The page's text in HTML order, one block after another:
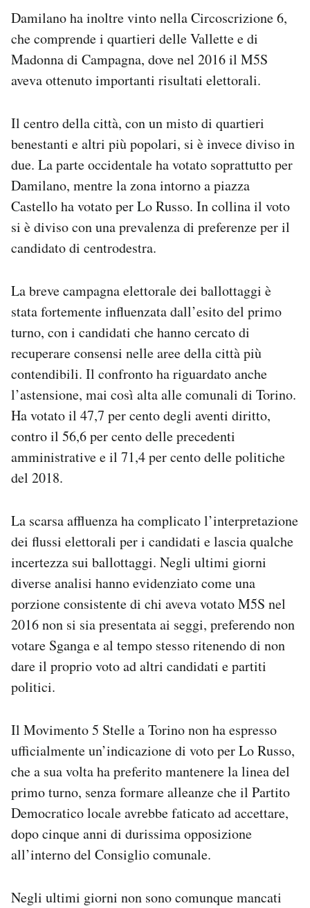
Damilano ha inoltre vinto nella Circoscrizione 6,
che comprende i quartieri delle Vallette e di
Madonna di Campagna, dove nel 2016 il M5S
aveva ottenuto importanti risultati elettorali.
Il centro della città, con un misto di quartieri
benestanti e altri più popolari, si è invece diviso in
due. La parte occidentale ha votato soprattutto per
Damilano, mentre la zona intorno a piazza
Castello ha votato per Lo Russo. In collina il voto
si è diviso con una prevalenza di preferenze per il
candidato di centrodestra.
La breve campagna elettorale dei ballottaggi è
stata fortemente influenzata dall’esito del primo
turno, con i candidati che hanno cercato di
recuperare consensi nelle aree della città più
contendibili. Il confronto ha riguardato anche
l’astensione, mai così alta alle comunali di Torino.
Ha votato il 47,7 per cento degli aventi diritto,
contro il 56,6 per cento delle precedenti
amministrative e il 71,4 per cento delle politiche
del 2018.
La scarsa affluenza ha complicato l’interpretazione
dei flussi elettorali per i candidati e lascia qualche
incertezza sui ballottaggi. Negli ultimi giorni
diverse analisi hanno evidenziato come una
porzione consistente di chi aveva votato M5S nel
2016 non si sia presentata ai seggi, preferendo non
votare Sganga e al tempo stesso ritenendo di non
dare il proprio voto ad altri candidati e partiti
politici.
Il Movimento 5 Stelle a Torino non ha espresso
ufficialmente un’indicazione di voto per Lo Russo,
che a sua volta ha preferito mantenere la linea del
primo turno, senza formare alleanze che il Partito
Democratico locale avrebbe faticato ad accettare,
dopo cinque anni di durissima opposizione
all’interno del Consiglio comunale.
Negli ultimi giorni non sono comunque mancati